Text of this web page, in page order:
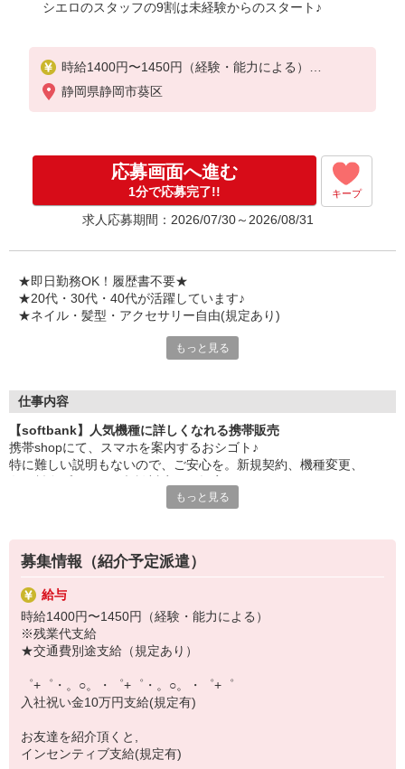
シエロのスタッフの9割は未経験からのスタート♪
時給1400円〜1450円（経験・能力による）
※残業代支給
★交通費別途支給（規定あり）
入社祝い金10万円支給(規定有)
お友達を紹介頂くと,
インセンティブ支給(規定有)
゜・。○。・゜+゜・。○。・゜+゜
静岡県静岡市葵区
応募画面へ進む
1分で応募完了!! キープ
求人応募期間：2026/07/30～2026/08/31
★即日勤務OK！履歴書不要★
★20代・30代・40代が活躍しています♪
★ネイル・髪型・アクセサリー自由(規定あり)
シエロのスタッフは9割が未経験スタート。
ずっと先まで役に立ちます！
丁寧な研修もあるので、
みなさんから働きやすいと好評です♪
最新アプリ事情やお得なプラン、
スマホの裏ワザを学べるチャンス♪
￣￣￣￣￣￣￣￣￣￣￣
▼オフィスワーク
事務、経理、データ入力、コールセンター、受付
▼工場・製造・軽作業系
機械/食品製造・梱包・仕分け・加工・組立・検査
▼美容系
眉毛サロンのアイブロウ・ネイリスト・エステ
▼営業・販売
法人営業・アパレル販売・個別指導塾・人材紹介
▼人気案件も多数♪
短期・期間限定・オープニング・官公庁案件
上場/優良/大手企業など
【スマホ面接実施中】
もっと見る
仕事内容
【softbank】人気機種に詳しくなれる携帯販売
携帯shopにて、スマホを案内するおシゴト♪
特に難しい説明もないので、ご安心を。新規契約、機種変更、
満足度◎
■携帯やインターネット販売業務
docomo(ドコモ)/au(エーユー)・KDDI/softbank(ソフトバンク)など
の大手キャリアから
ワイモバイル(Y!mobille)、楽天モバイル、UQなど格安スマホまで幅
広く紹介可能♪
もっと見る
募集情報（紹介予定派遣）
給与
時給1400円〜1450円（経験・能力による）
※残業代支給
★交通費別途支給（規定あり）
゜+゜・。○。・゜+゜・。○。・゜+゜
入社祝い金10万円支給(規定有)
お友達を紹介頂くと,
インセンティブ支給(規定有)